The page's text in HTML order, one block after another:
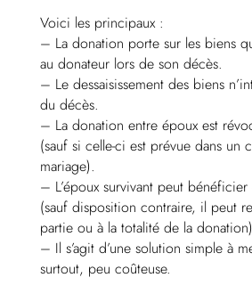
Voici les principaux :
– La donation porte sur les biens
au donateur lors de son décès.
– Le dessaisissement des biens
du décès.
– La donation entre époux est
(sauf si celle-ci est prévue dans un
mariage).
– L’époux survivant peut
(sauf disposition contraire, il peut
partie ou à la totalité de la
– Il s’agit d’une solution simple à
surtout, peu coûteuse.